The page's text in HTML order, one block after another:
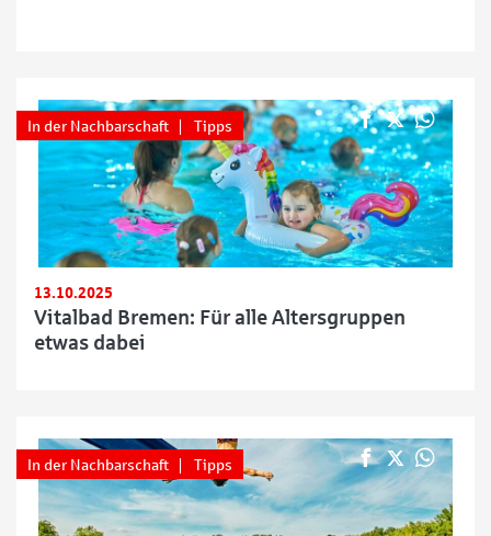
In der Nachbarschaft Tipps
13.10.2025
Vitalbad Bremen: Für alle Altersgruppen
etwas dabei
In der Nachbarschaft Tipps